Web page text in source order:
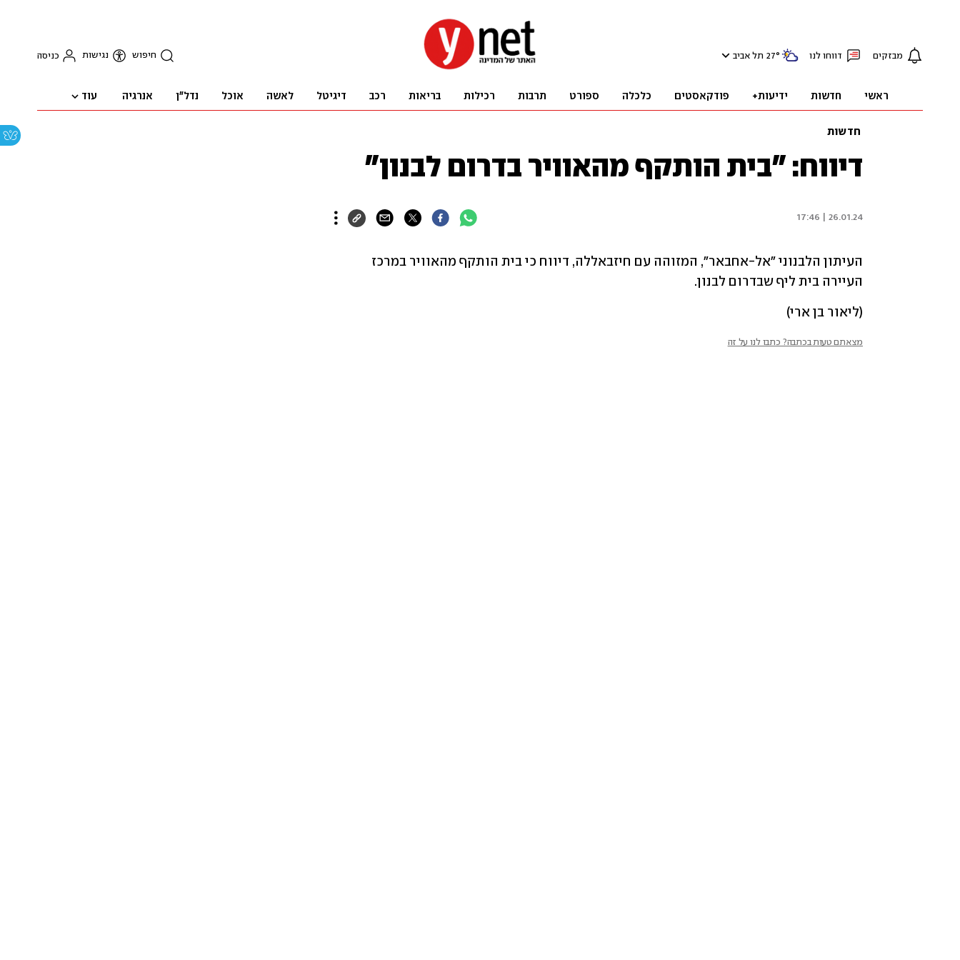
מבזקים דווחו לנו 27° תל אביב חיפוש נגישות כניסה
ראשי חדשות ידיעות+ פודקאסטים כלכלה ספורט תרבות רכילות בריאות רכב דיגיטל לאשה אוכל נדל"ן אנרגיה עוד
חדשות
דיווח: "בית הותקף מהאוויר בדרום לבנון"
26.01.24 | 17:46
העיירה בית ליף שבדרום לבנון.
(ליאור בן ארי)
מצאתם טעות בכתבה? כתבו לנו על זה